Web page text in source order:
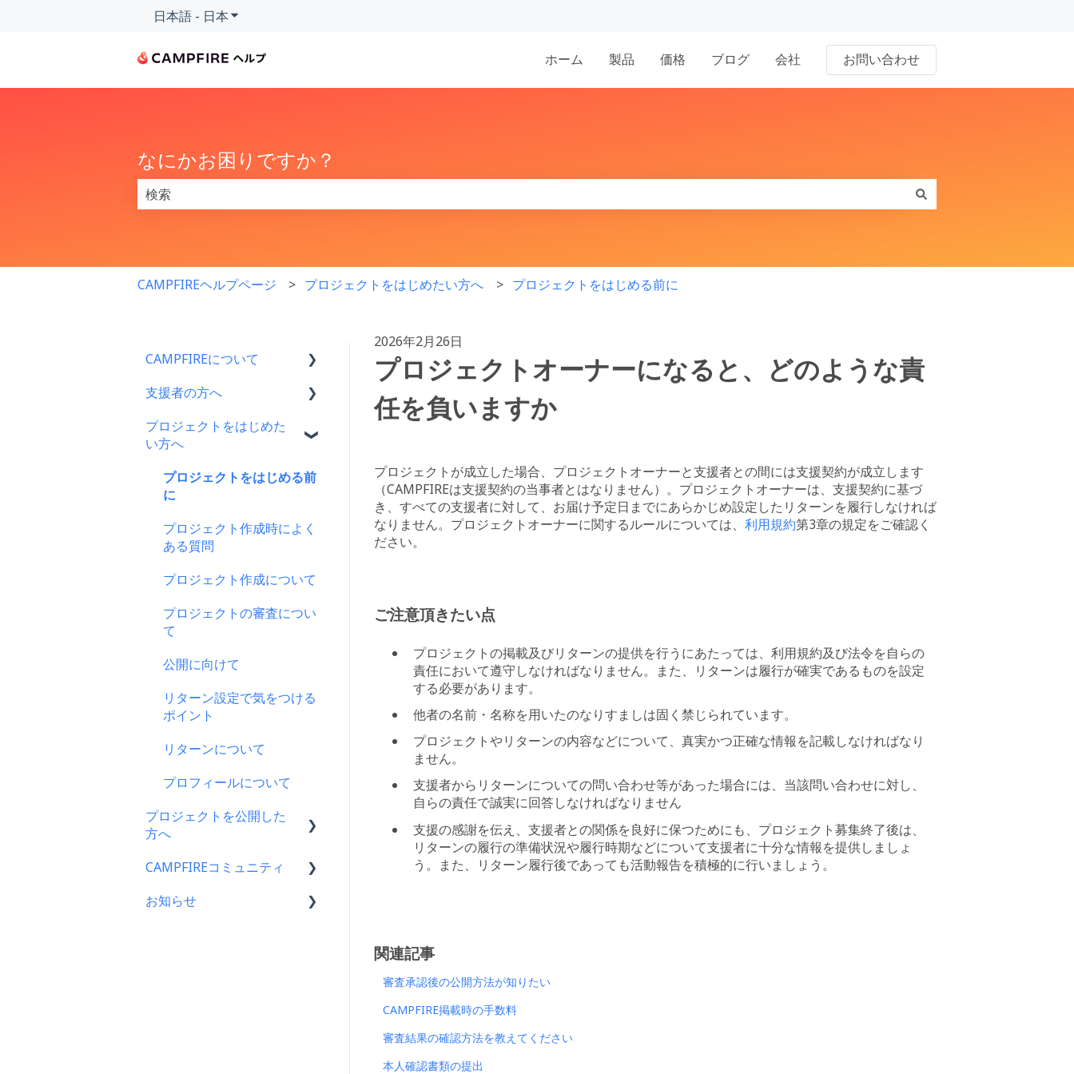
日本語 - 日本翻訳のサブメニューを表示
ホーム 製品 価格 ブログ 会社 お問い合わせ
なにかお困りですか？
CAMPFIREヘルプページ プロジェクトをはじめたい方へ プロジェクトをはじめる前に
2026年2月26日
プロジェクトオーナーになると、どのような責
任を負いますか
プロジェクトが成立した場合、プロジェクトオーナーと支援者との間には支援契約が成立します
（CAMPFIREは支援契約の当事者とはなりません）。プロジェクトオーナーは、支援契約に基づ
き、すべての支援者に対して、お届け予定日までにあらかじめ設定したリターンを履行しなければ
なりません。プロジェクトオーナーに関するルールについては、 利用規約第3章の規定をご確認く
ださい。
ご注意頂きたい点
プロジェクトの掲載及びリターンの提供を行うにあたっては、利用規約及び法令を自らの
責任において遵守しなければなりません。また、リターンは履行が確実であるものを設定
する必要があります。
他者の名前・名称を用いたのなりすましは固く禁じられています。
プロジェクトやリターンの内容などについて、真実かつ正確な情報を記載しなければなり
ません。
支援者からリターンについての問い合わせ等があった場合には、当該問い合わせに対し、
自らの責任で誠実に回答しなければなりません
支援の感謝を伝え、支援者との関係を良好に保つためにも、プロジェクト募集終了後は、
リターンの履行の準備状況や履行時期などについて支援者に十分な情報を提供しましょ
う。また、リターン履行後であっても活動報告を積極的に行いましょう。
関連記事
審査承認後の公開方法が知りたい
CAMPFIRE掲載時の手数料
審査結果の確認方法を教えてください
本人確認書類の提出
CAMPFIREについて
CAMPFIRE各種制度の規約
CAMPFIREふるさと納税に
はじめての方へ
登録情報に関するよくある
質問
新規会員登録・ログイン・
登録情報の確認・変更・削
CAMPFIREブランドリソー
支援者の方へ
支援に関するよくある質問
キャリア決済
楽天ペイ
クレジット決済
支援の仕方について
Paypal決済
コンビニ払い
について
FamiPay（ファミペイ）決
済
プロジェクトをはじめた
い方へ
プロジェクトをはじめる前
に
プロジェクト作成時によく
ある質問
プロジェクト作成について
プロジェクトの審査につい
て
公開に向けて
リターン設定で気をつける
ポイント
リターンについて
プロフィールについて
プロジェクトを公開した
方へ
支援金の振込について
プロジェクトを公開したら
CAMPFIREコミュニティ
コミュニティメンバー向け
お知らせ